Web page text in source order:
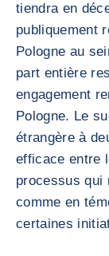
tiendra en
publiquement
Pologne au
part entière
engagement
Pologne. Le
étrangère à
efficace entre
processus qui
comme en
certaines